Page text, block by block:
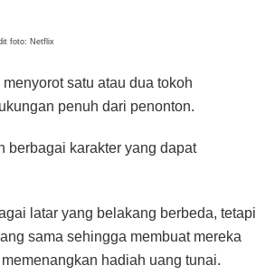
foto: Netflix
satu atau dua tokoh
penuh dari penonton.
berbagai karakter yang dapat
latar yang belakang berbeda, tetapi
sama sehingga membuat mereka
hadiah uang tunai.